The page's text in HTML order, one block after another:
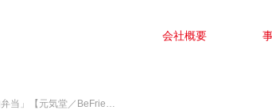
会社概要
当」【元気堂／BeFrie…